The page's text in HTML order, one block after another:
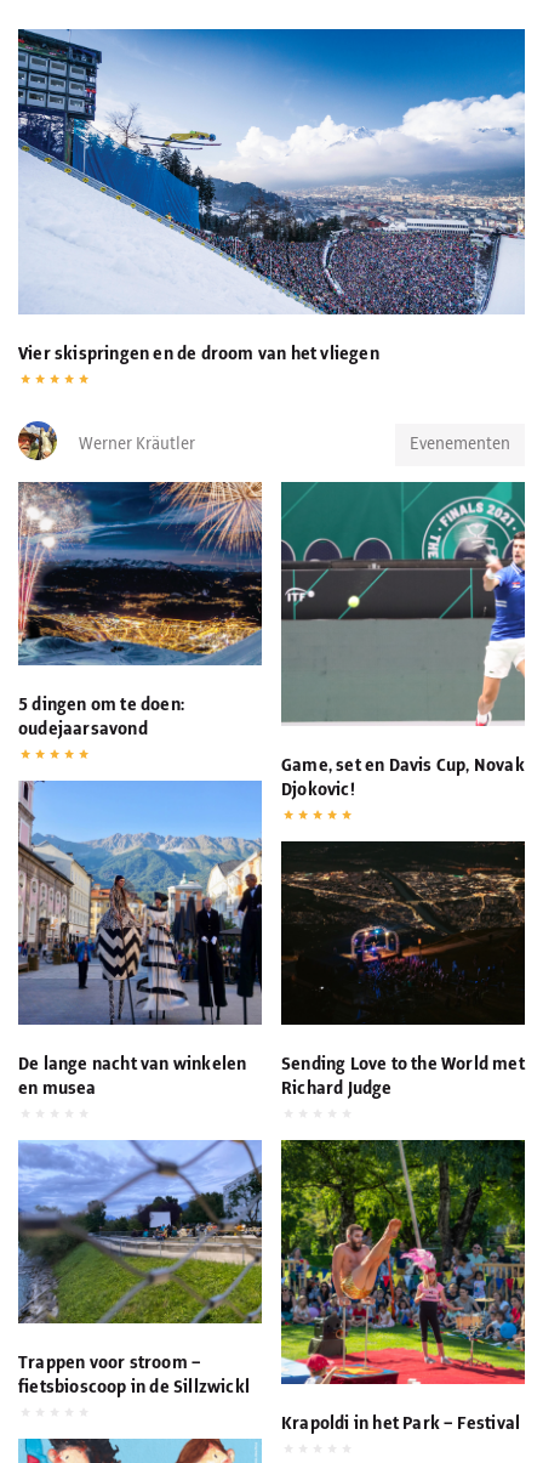
Vier skispringen en de droom van het vliegen
Werner Kräutler Evenementen
5 dingen om te doen:
oudejaarsavond
Game, set en Davis Cup, Novak
Djokovic!
De lange nacht van winkelen
en musea
Sending Love to the World met
Richard Judge
Trappen voor stroom –
fietsbioscoop in de Sillzwickl
Krapoldi in het Park – Festival